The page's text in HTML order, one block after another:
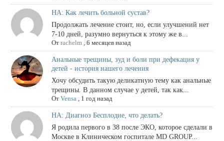
НА: Как лечить больной сустав?
Продолжать лечение стоит, но, если улучшений нет
7-10 дней, разумно вернуться к этому же в...
От rachelm, 6 месяцев назад
Анальные трещины, зуд и боли при дефекация у
детей - история нашего лечения
Хочу обсудить такую деликатную тему как анальные
трещины. В данном случае у детей, так как...
От Vensa, 1 год назад
НА: Диагноз Бесплодие, что делать?
Я родила первого в 38 после ЭКО, которое сделали в
Москве в Клиническом госпитале MD GROUP...